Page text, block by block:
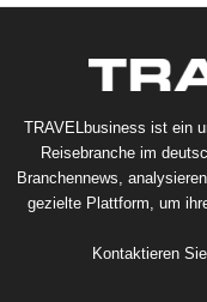
TRAVELbusiness ist ein
Reisebranche im
Branchennews,
gezielte Plattform, um
Kontaktieren